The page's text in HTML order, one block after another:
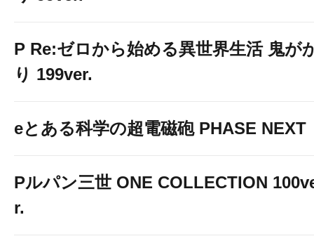
P Re:ゼロから始める異世界生活 鬼が
り 199ver.
eとある科学の超電磁砲 PHASE NEXT
Pルパン三世 ONE COLLECTION
r.